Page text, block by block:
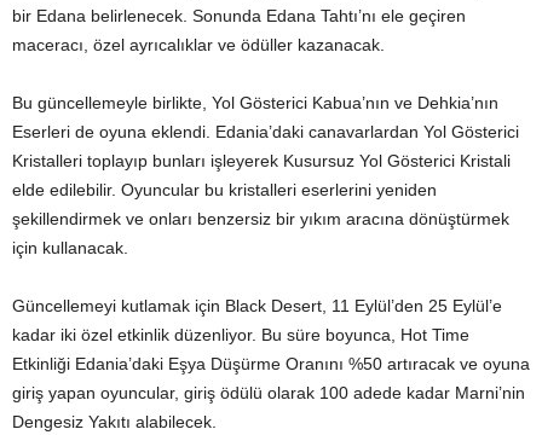
bir Edana belirlenecek. Sonunda Edana Tahtı’nı ele geçiren
maceracı, özel ayrıcalıklar ve ödüller kazanacak.
Bu güncellemeyle birlikte, Yol Gösterici Kabua’nın ve Dehkia’nın
Eserleri de oyuna eklendi. Edania’daki canavarlardan Yol Gösterici
Kristalleri toplayıp bunları işleyerek Kusursuz Yol Gösterici Kristali
elde edilebilir. Oyuncular bu kristalleri eserlerini yeniden
şekillendirmek ve onları benzersiz bir yıkım aracına dönüştürmek
için kullanacak.
Güncellemeyi kutlamak için Black Desert, 11 Eylül’den 25 Eylül’e
kadar iki özel etkinlik düzenliyor. Bu süre boyunca, Hot Time
Etkinliği Edania’daki Eşya Düşürme Oranını %50 artıracak ve oyuna
giriş yapan oyuncular, giriş ödülü olarak 100 adede kadar Marni’nin
Dengesiz Yakıtı alabilecek.